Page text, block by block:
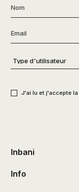
Nom
Email
Type
d'utilisateur*
J'ai lu et j'accepte la
Inbani
Info